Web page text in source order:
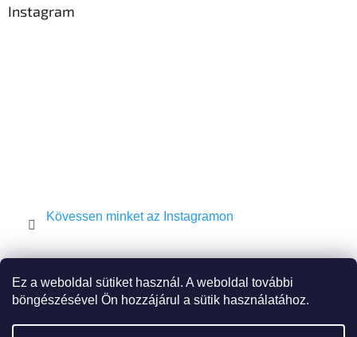
Ez a weboldal sütiket használ. A weboldal további
böngészésével Ön hozzájárul a sütik használatához.
Instagram
Kövessen minket az Instagramon